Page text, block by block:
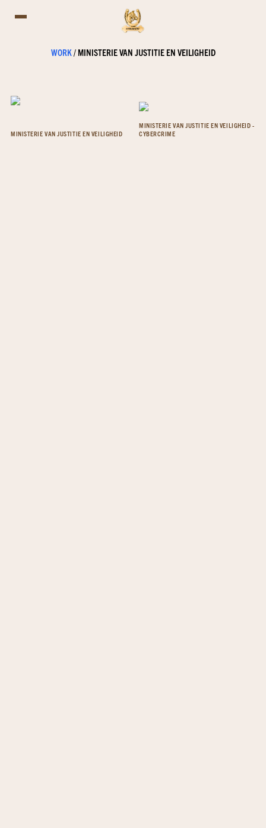
WORK/ MINISTERIE VAN JUSTITIE EN VEILIGHEID
MINISTERIE VAN JUSTITIE EN VEILIGHEID
MINISTERIE VAN JUSTITIE EN VEILIGHEID -
CYBERCRIME